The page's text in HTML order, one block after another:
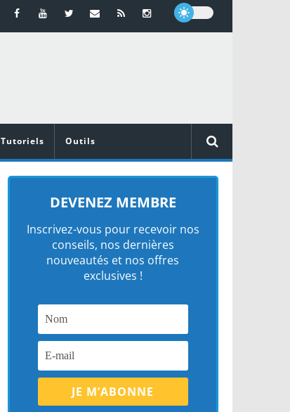
Tutoriels Outils
DEVENEZ MEMBRE
Inscrivez-vous pour recevoir nos
conseils, nos dernières
nouveautés et nos offres
exclusives !